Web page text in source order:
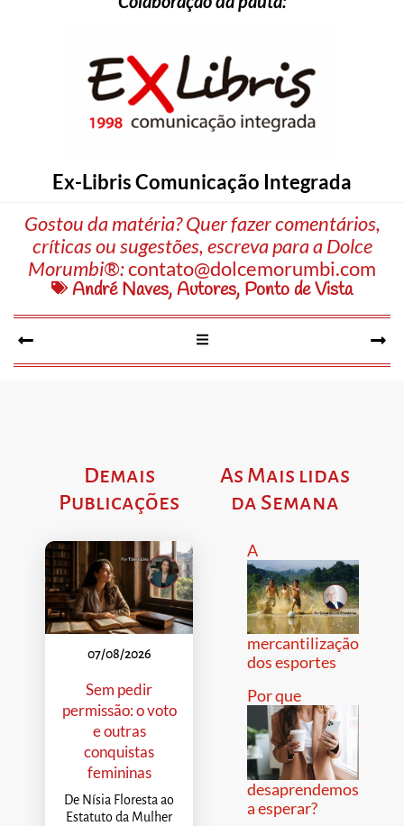
Ex-Libris Comunicação Integrada
Gostou da matéria? Quer fazer comentários,
críticas ou sugestões, escreva para a Dolce
Morumbi®:contato@dolcemorumbi.com
André Naves,Autores, Ponto de Vista
Demais
Publicações
07/08/2026
Sem pedir
permissão: o voto
e outras
conquistas
femininas
De Nísia Floresta ao
Estatuto da Mulher
As Mais lidas
da Semana
A
mercantilização
dos esportes
Por que
desaprendemos
a esperar?